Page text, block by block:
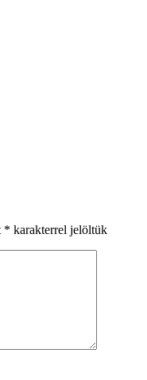
* karakterrel jelöltük